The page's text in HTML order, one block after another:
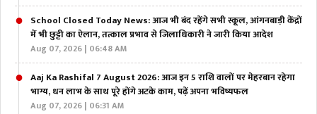
School Closed Today News: आज भी बंद रहेंगे सभी स्कूल, आंगनबाड़ी केंद्रों
में भी छुट्टी का ऐलान, तत्काल प्रभाव से जिलाधिकारी ने जारी किया आदेश
Aug 07, 2026 | 06:48 AM
Aaj Ka Rashifal 7 August 2026: आज इन 5 राशि वालों पर मेहरबान रहेगा
भाग्य, धन लाभ के साथ पूरे होंगे अटके काम, पढ़ें अपना भविष्यफल
Aug 07, 2026 | 06:31 AM